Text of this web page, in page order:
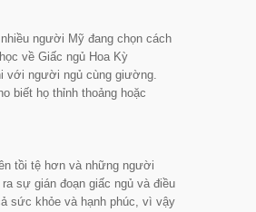
người Mỹ đang chọn cách
về Giấc ngủ Hoa Kỳ
với người ngủ cùng giường.
biết họ thỉnh thoảng hoặc
tồi tệ hơn và những người
sự gián đoạn giấc ngủ và điều
sức khỏe và hạnh phúc, vì vậy